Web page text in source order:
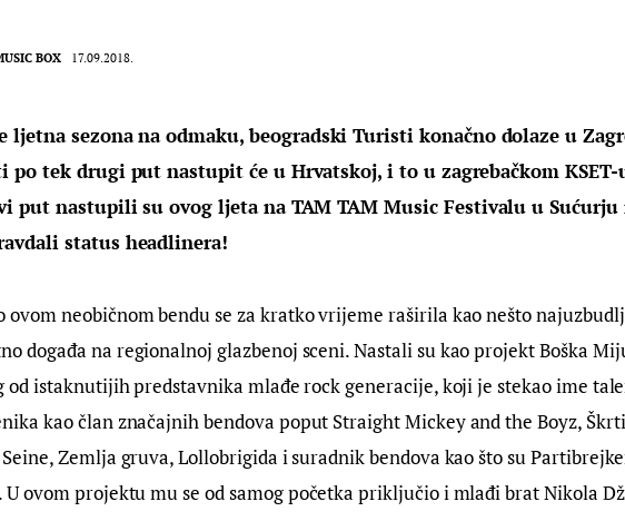
BOX 17.09.2018.
ljetna sezona na odmaku, beogradski Turisti konačno dolaze u
po tek drugi put nastupit će u Hrvatskoj, i to u zagrebačkom KSET-
put nastupili su ovog ljeta na TAM TAM Music Festivalu u Sućurju
status headlinera!
ovom neobičnom bendu se za kratko vrijeme raširila kao nešto
događa na regionalnoj glazbenoj sceni. Nastali su kao projekt Boška
od istaknutijih predstavnika mlađe rock generacije, koji je stekao ime
kao član značajnih bendova poput Straight Mickey and the Boyz,
Zemlja gruva, Lollobrigida i suradnik bendova kao što su
U ovom projektu mu se od samog početka priključio i mlađi brat Nikola